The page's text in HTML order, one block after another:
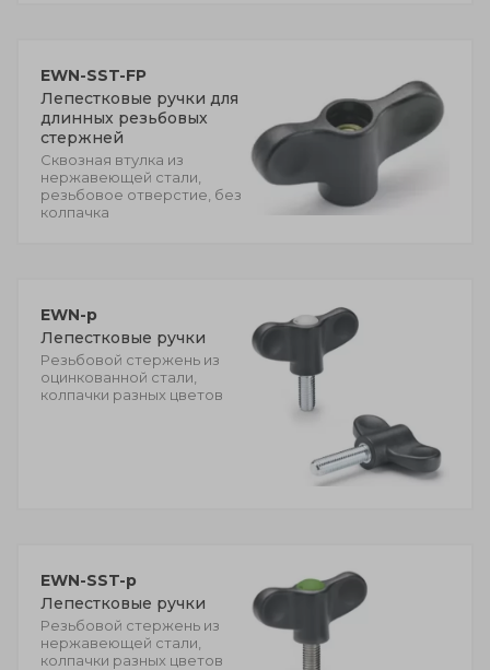
EWN-SST-FP
Лепестковые ручки для
длинных резьбовых
стержней
Сквозная втулка из
нержавеющей стали,
резьбовое отверстие, без
колпачка
EWN-p
Лепестковые ручки
Резьбовой стержень из
оцинкованной стали,
колпачки разных цветов
EWN-SST-p
Лепестковые ручки
Резьбовой стержень из
нержавеющей стали,
колпачки разных цветов